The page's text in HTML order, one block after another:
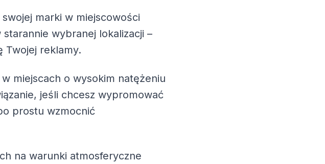
marki w miejscowości
starannie wybranej lokalizacji –
Twojej reklamy.
miejscach o wysokim natężeniu
jeśli chcesz wypromować
prostu wzmocnić
na warunki atmosferyczne